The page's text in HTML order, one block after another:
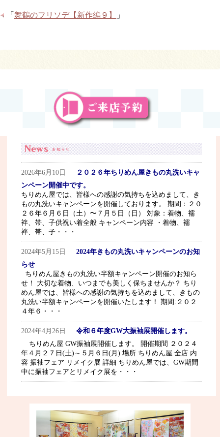
「 舞鶴のフリソデ【新作編９】 」
2026年6月10日
２０２６年ちりめん屋きもの丸洗いキャ
ンペーン開催中です。
ちりめん屋では、皆様への感謝の気持ちを込めまして、き
もの丸洗いキャンペーンを開催しております。 期間：２０
２６年６月６日（土）〜７月５日（日） 対象：着物、襦
袢、帯、子供祝い着全般 キャンペーン内容 ・着物、襦
袢、帯、子・・・
2024年5月15日
2024年きもの丸洗いキャンペーンのお知
らせ
ちりめん屋きもの丸洗い半額キャンペーン開催のお知ら
せ！ 大切な着物、いつまでも美しく保ちませんか？ ちり
めん屋では、皆様への感謝の気持ちを込めまして、きもの
丸洗い半額キャンペーンを開催いたします！ 期間:２０２
４年６・・・
2024年4月26日
令和６年度GW大振袖展開催します。
ちりめん屋 GW振袖展開催します。 開催期間 ２０２４
年４月２７日(土)～５月６日(月) 場所 ちりめん屋 全店 内
容 振袖フェア リメイク展 詳細 ちりめん屋では、GW期間
中に振袖フェアとリメイク展を・・・